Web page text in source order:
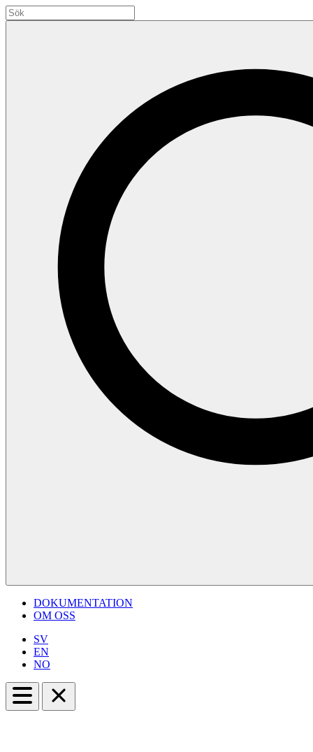
DOKUMENTATION
OM OSS
SV
EN
NO